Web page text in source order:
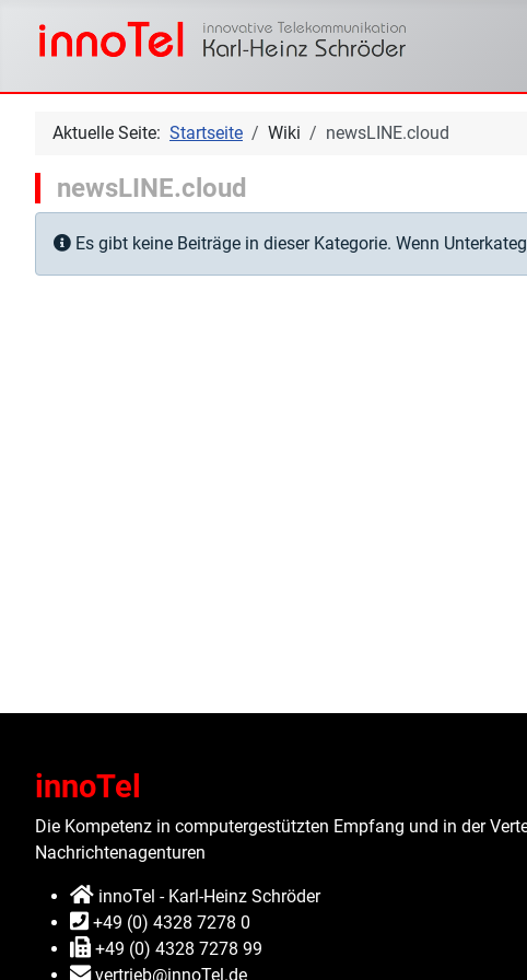
Aktuelle Seite: Startseite Wiki newsLINE.cloud
newsLINE.cloud
Information
Es gibt keine Beiträge in dieser Kategorie. Wenn
innoTel
Die Kompetenz in computergestützten Empfang und in der
Nachrichtenagenturen
innoTel - Karl-Heinz Schröder
+49 (0) 4328 7278 0
+49 (0) 4328 7278 99
vertrieb@innoTel.de